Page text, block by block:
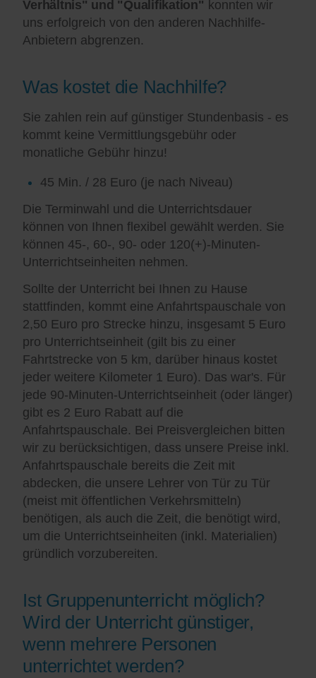
Verhältnis" und "Qualifikation" konnten wir
uns erfolgreich von den anderen Nachhilfe-
Anbietern abgrenzen.
Was kostet die Nachhilfe?
Sie zahlen rein auf günstiger Stundenbasis - es
kommt keine Vermittlungsgebühr oder
monatliche Gebühr hinzu!
45 Min. / 28 Euro (je nach Niveau)
Die Terminwahl und die Unterrichtsdauer
können von Ihnen flexibel gewählt werden. Sie
können 45-, 60-, 90- oder 120(+)-Minuten-
Unterrichtseinheiten nehmen.
Sollte der Unterricht bei Ihnen zu Hause
stattfinden, kommt eine Anfahrtspauschale von
2,50 Euro pro Strecke hinzu, insgesamt 5 Euro
pro Unterrichtseinheit (gilt bis zu einer
Fahrtstrecke von 5 km, darüber hinaus kostet
jeder weitere Kilometer 1 Euro). Das war's. Für
jede 90-Minuten-Unterrichtseinheit (oder länger)
gibt es 2 Euro Rabatt auf die
Anfahrtspauschale. Bei Preisvergleichen bitten
wir zu berücksichtigen, dass unsere Preise inkl.
Anfahrtspauschale bereits die Zeit mit
abdecken, die unsere Lehrer von Tür zu Tür
(meist mit öffentlichen Verkehrsmitteln)
benötigen, als auch die Zeit, die benötigt wird,
um die Unterrichtseinheiten (inkl. Materialien)
gründlich vorzubereiten.
Ist Gruppenunterricht möglich?
Wird der Unterricht günstiger,
wenn mehrere Personen
unterrichtet werden?